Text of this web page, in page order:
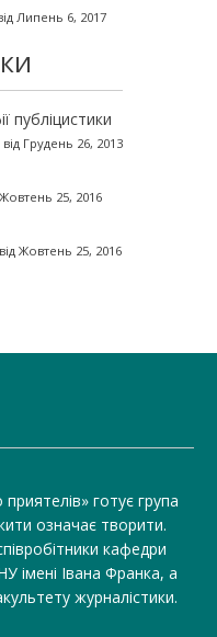
Липень 6, 2017
публіцистики
від Грудень 26, 2013
Жовтень 25, 2016
від Жовтень 25, 2016
готує група
означає творити.
кафедри
імені Івана Франка, а
журналістики.